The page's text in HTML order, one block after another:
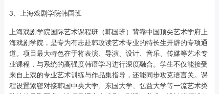
3、上海戏剧学院韩国班
上海戏剧学院国际艺术课程班（韩国班）背靠中国顶尖艺术学府上
海戏剧学院，是专为有志赴韩攻读艺术专业的特长生开辟的专项通
道。项目最大特色在于将表演、导演、设计、音乐、传媒等艺术专
业课程，与系统的高强度韩语学习进行深度融合。学生不仅能接受
来自上戏的专业艺术训练与作品集指导，还能同步攻克语言关。课
程设置紧密对接韩国中央大学、东国大学、弘益大学等一流艺术类